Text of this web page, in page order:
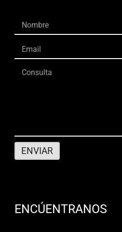
ENCÚENTRANOS